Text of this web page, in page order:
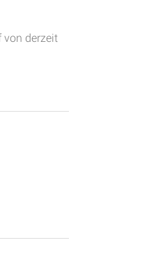
von derzeit